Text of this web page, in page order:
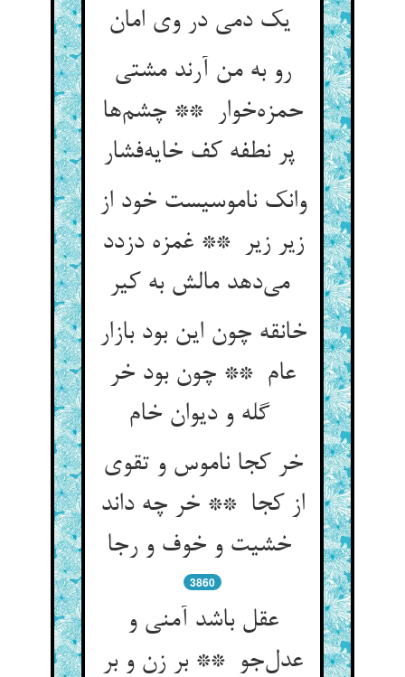
یک دمی در وی امان
رو به من آرند مشتی
حمزه‌خوار ** چشم‌ها
وانک ناموسیست خود از
زیر زیر ** غمزه دزدد
می‌دهد مالش به کیر
خانقه چون این بود بازار
عام ** چون بود خر
گله و دیوان خام
خر کجا ناموس و تقوی
از کجا ** خر چه داند
3860
عقل باشد آمنی و
عدل‌جو ** بر زن و بر